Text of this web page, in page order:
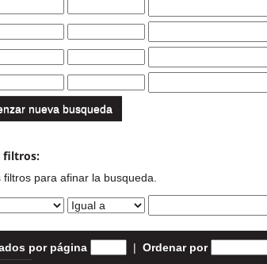
nueva busqueda
filtros:
filtros para afinar la busqueda.
por página | Ordenar por